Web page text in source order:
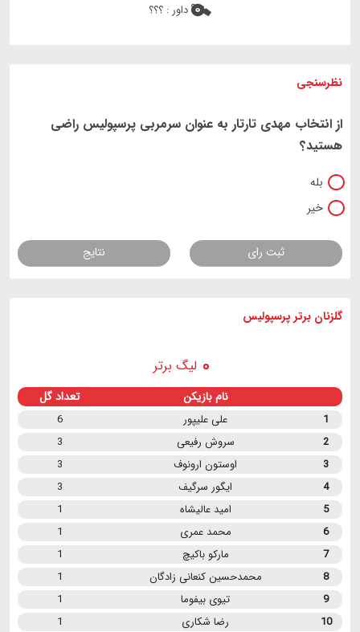
داور : ؟؟؟
نظرسنجی
از انتخاب مهدی تارتار به عنوان سرمربی پرسپولیس راضی
هستید؟
بله
خیر
ثبت رای نتایج
گلزنان برتر پرسپولیس
لیگ برتر
نام بازیکن تعداد گل
1 علی علیپور
6
2
سروش رفیعی
3
3
اوستون ارونوف
3
4
ایگور سرگیف
3
5
امید عالیشاه
1
6
محمد عمری
1
7
مارکو باکیچ
1
8
محمدحسین کنعانی زادگان
1
9
تیوی بیفوما
1
10
رضا شکاری
1